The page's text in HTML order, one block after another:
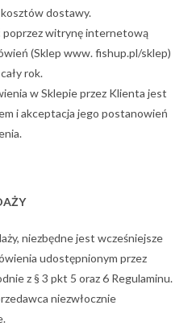
kosztów dostawy.
poprzez witrynę internetową
(Sklep www. fishup.pl/sklep)
rok.
w Sklepie przez Klienta jest
i akceptacja jego postanowień
niezbędne jest wcześniejsze
udostępnionym przez
z § 3 pkt 5 oraz 6 Regulaminu.
niezwłocznie